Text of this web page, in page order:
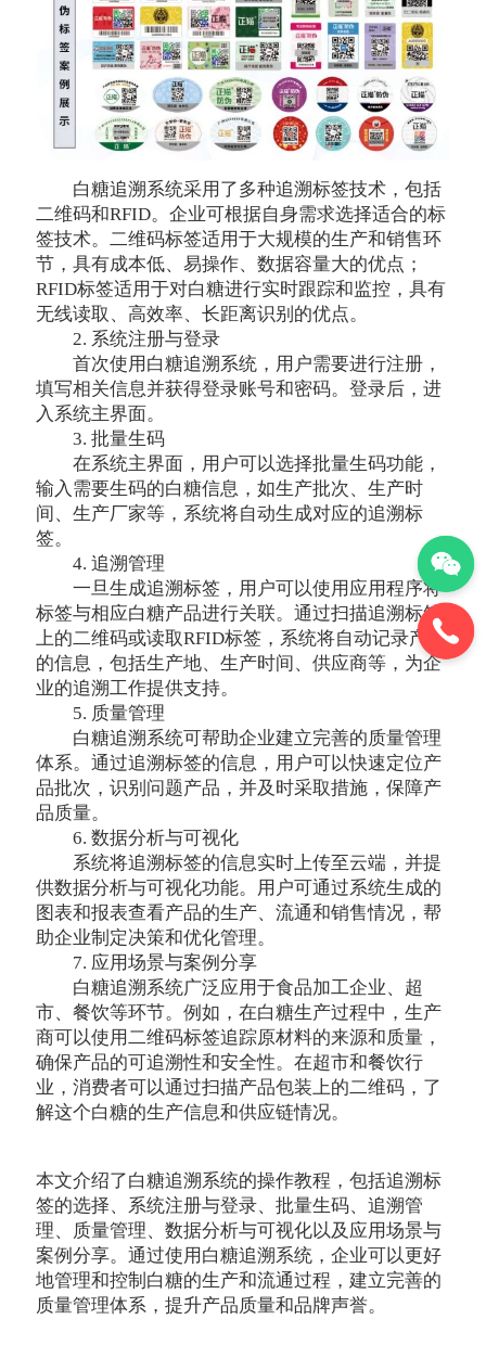
白糖追溯系统采用了多种追溯标签技术，包括
二维码和RFID。企业可根据自身需求选择适合的标
签技术。二维码标签适用于大规模的生产和销售环
节，具有成本低、易操作、数据容量大的优点；
RFID标签适用于对白糖进行实时跟踪和监控，具有
无线读取、高效率、长距离识别的优点。
2. 系统注册与登录
首次使用白糖追溯系统，用户需要进行注册，
填写相关信息并获得登录账号和密码。登录后，进
入系统主界面。
3. 批量生码
在系统主界面，用户可以选择批量生码功能，
输入需要生码的白糖信息，如生产批次、生产时
间、生产厂家等，系统将自动生成对应的追溯标
签。
4. 追溯管理
一旦生成追溯标签，用户可以使用应用程序将
标签与相应白糖产品进行关联。通过扫描追溯标签
上的二维码或读取RFID标签，系统将自动记录产品
的信息，包括生产地、生产时间、供应商等，为企
业的追溯工作提供支持。
5. 质量管理
白糖追溯系统可帮助企业建立完善的质量管理
体系。通过追溯标签的信息，用户可以快速定位产
品批次，识别问题产品，并及时采取措施，保障产
品质量。
6. 数据分析与可视化
系统将追溯标签的信息实时上传至云端，并提
供数据分析与可视化功能。用户可通过系统生成的
图表和报表查看产品的生产、流通和销售情况，帮
助企业制定决策和优化管理。
7. 应用场景与案例分享
白糖追溯系统广泛应用于食品加工企业、超
市、餐饮等环节。例如，在白糖生产过程中，生产
商可以使用二维码标签追踪原材料的来源和质量，
确保产品的可追溯性和安全性。在超市和餐饮行
业，消费者可以通过扫描产品包装上的二维码，了
解这个白糖的生产信息和供应链情况。
本文介绍了白糖追溯系统的操作教程，包括追溯标
签的选择、系统注册与登录、批量生码、追溯管
理、质量管理、数据分析与可视化以及应用场景与
案例分享。通过使用白糖追溯系统，企业可以更好
地管理和控制白糖的生产和流通过程，建立完善的
质量管理体系，提升产品质量和品牌声誉。